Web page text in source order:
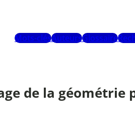
Mots-clésAuteursGlossaire
de la